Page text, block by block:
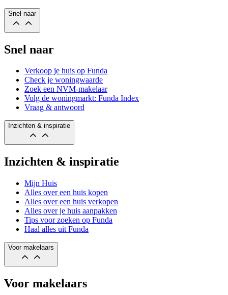
Snel naar
Snel naar
Verkoop je huis op Funda
Check je woningwaarde
Zoek een NVM-makelaar
Volg de woningmarkt: Funda Index
Vraag & antwoord
Inzichten & inspiratie
Inzichten & inspiratie
Mijn Huis
Alles over een huis kopen
Alles over een huis verkopen
Alles over je huis aanpakken
Tips voor zoeken op Funda
Haal alles uit Funda
Voor makelaars
Voor makelaars